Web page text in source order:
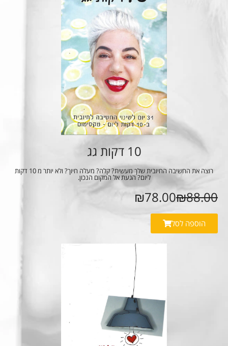
10 דקות גג
רוצה את החשיבה החיובית שלך מעשית? קלה? מעלה חיוך? ולא יותר מ 10 דקות
ליום? הגעת אל המקום הנכון.
₪88.00
₪78.00
הוספה לסל